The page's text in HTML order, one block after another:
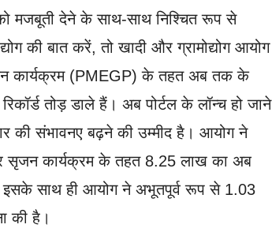
मजबूती देने के साथ-साथ निश्चित रूप से
की बात करें, तो खादी और ग्रामोद्योग आयोग
कार्यक्रम (PMEGP) के तहत अब तक के
तोड़ डाले हैं। अब पोर्टल के लॉन्च हो जाने
की संभावनए बढ़ने की उम्मीद है। आयोग ने
सृजन कार्यक्रम के तहत 8.25 लाख का अब
साथ ही आयोग ने अभूतपूर्व रूप से 1.03
की है।